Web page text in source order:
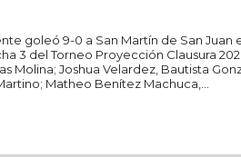
goleó 9-0 a San Martín de San Juan
Torneo Proyección Clausura 2026. El
Molina; Joshua Velardez, Bautista
Matheo Benítez Machuca,...